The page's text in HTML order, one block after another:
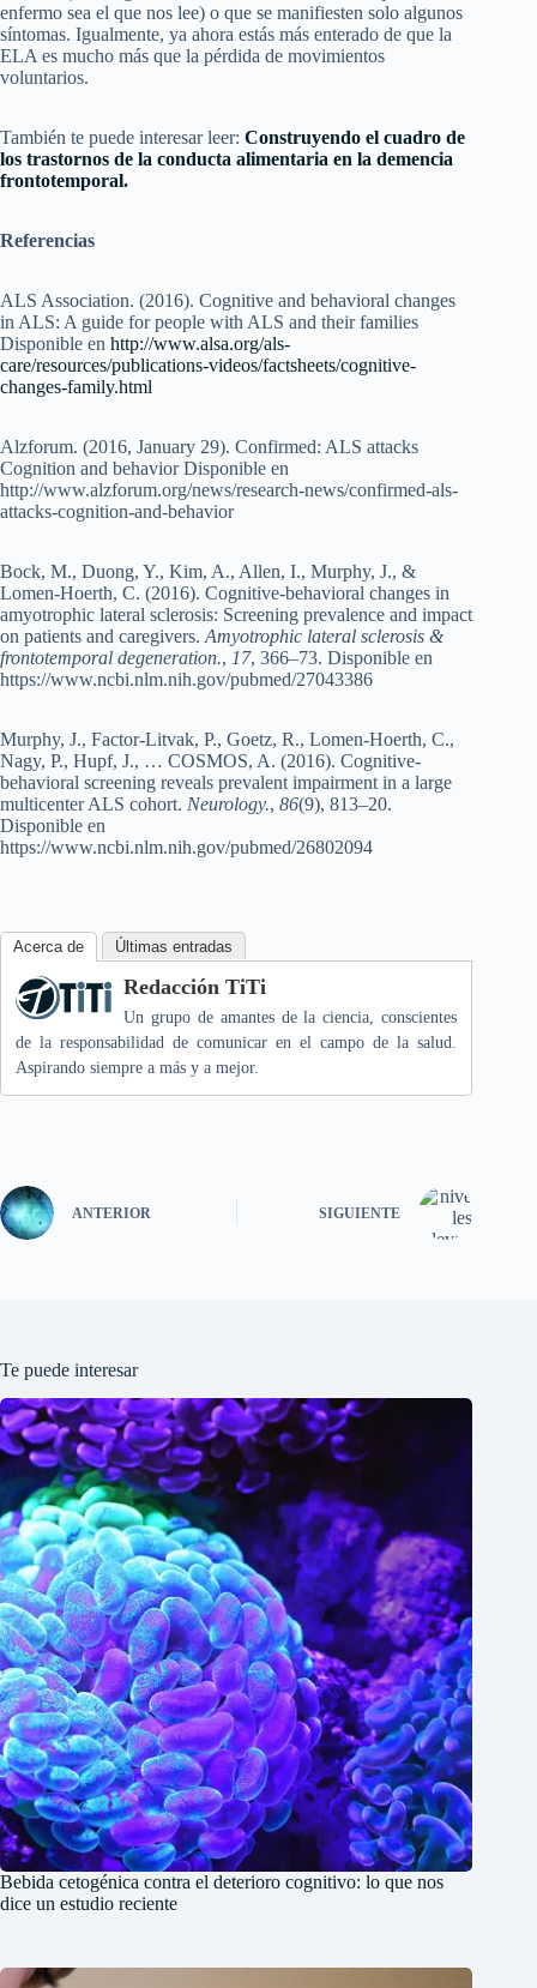
enfermo sea el que nos lee) o que se manifiesten solo algunos
síntomas. Igualmente, ya ahora estás más enterado de que la
ELA es mucho más que la pérdida de movimientos
voluntarios.
También te puede interesar leer: Construyendo el cuadro de
los trastornos de la conducta alimentaria en la demencia
frontotemporal.
Referencias
ALS Association. (2016). Cognitive and behavioral changes
in ALS: A guide for people with ALS and their families
Disponible en http://www.alsa.org/als-
care/resources/publications-videos/factsheets/cognitive-
changes-family.html
Alzforum. (2016, January 29). Confirmed: ALS attacks
Cognition and behavior Disponible en
http://www.alzforum.org/news/research-news/confirmed-als-
attacks-cognition-and-behavior
Bock, M., Duong, Y., Kim, A., Allen, I., Murphy, J., &
Lomen-Hoerth, C. (2016). Cognitive-behavioral changes in
amyotrophic lateral sclerosis: Screening prevalence and impact
on patients and caregivers. Amyotrophic lateral sclerosis &
frontotemporal degeneration., 17, 366–73. Disponible en
https://www.ncbi.nlm.nih.gov/pubmed/27043386
Murphy, J., Factor-Litvak, P., Goetz, R., Lomen-Hoerth, C.,
Nagy, P., Hupf, J., … COSMOS, A. (2016). Cognitive-
behavioral screening reveals prevalent impairment in a large
multicenter ALS cohort. Neurology., 86(9), 813–20.
Disponible en
https://www.ncbi.nlm.nih.gov/pubmed/26802094
Acerca de Últimas entradas
Redacción TiTi
Un grupo de amantes de la ciencia, conscientes
de la responsabilidad de comunicar en el campo de la salud.
Aspirando siempre a más y a mejor.
ANTERIOR SIGUIENTE
Te puede interesar
Bebida cetogénica contra el deterioro cognitivo: lo que nos
dice un estudio reciente